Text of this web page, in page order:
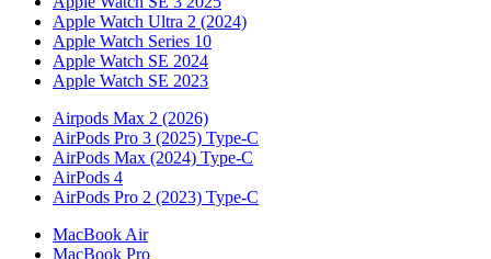
Apple Watch Ultra 2 (2024)
Apple Watch Series 10
Apple Watch SE 2024
Apple Watch SE 2023
Airpods Max 2 (2026)
AirPods Pro 3 (2025) Type-C
AirPods Max (2024) Type-C
AirPods 4
AirPods Pro 2 (2023) Type-C
MacBook Air
MacBook Pro